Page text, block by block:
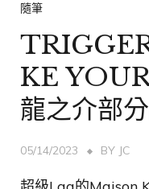
隨筆
KE
龍之介部
05/14/2023 BY JC